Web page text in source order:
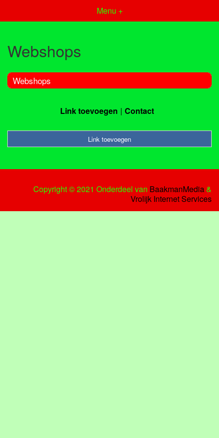
Menu +
Webshops
Webshops
Link toevoegen Contact
Link toevoegen
Copyright © 2021 Onderdeel van BaakmanMedia&
Vrolijk Internet Services